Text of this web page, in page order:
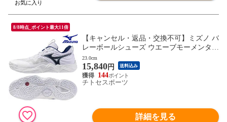
8/8時点_ポイント最大11倍
【キャンセル・返品・交換不可】ミズノ バ
レーボールシューズ ウエーブモーメンタム
ELITE V1GA251255 ユニセックス 2025AW
RFCL
23.0cm
15,840円 送料込み
144
チトセスポーツ
詳細を見る